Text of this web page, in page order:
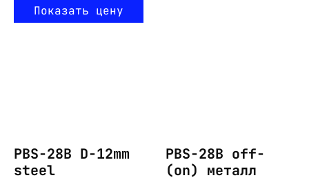
Показать цену
PBS-28B D-12mm
steel
PBS-28B off-
(on) металл